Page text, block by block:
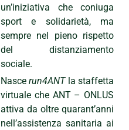
un’iniziativa che coniuga
sport e solidarietà, ma
sempre nel pieno rispetto
del distanziamento
sociale.
Nascerun4ANT la staffetta
virtuale che ANT – ONLUS
attiva da oltre quarant’anni
nell’assistenza sanitaria ai